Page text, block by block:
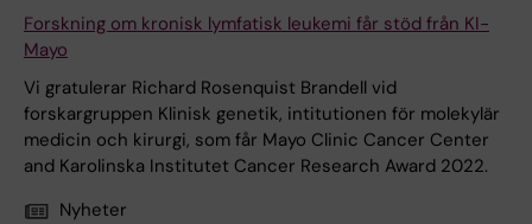
Forskning om kronisk lymfatisk leukemi får stöd från KI-
Mayo
Vi gratulerar Richard Rosenquist Brandell vid
forskargruppen Klinisk genetik, intitutionen för molekylär
medicin och kirurgi, som får Mayo Clinic Cancer Center
and Karolinska Institutet Cancer Research Award 2022.
Nyheter